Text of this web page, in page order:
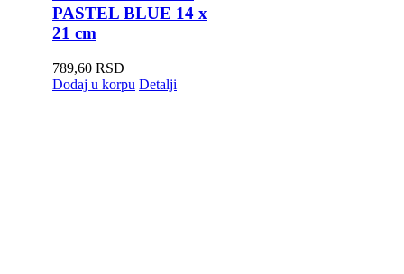
PASTEL BLUE 14 x
21 cm
789,60 RSD
Dodaj u korpu Detalji